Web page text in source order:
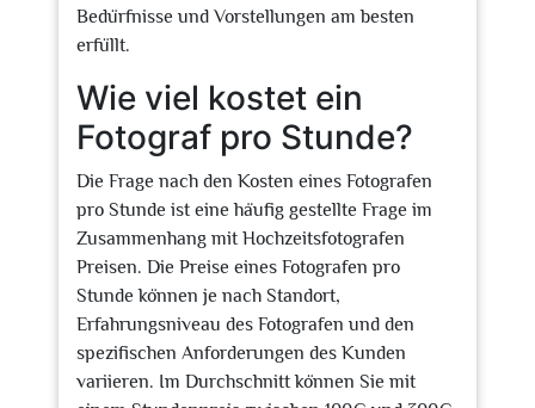
Bedürfnisse und Vorstellungen am besten
erfüllt.
Wie viel kostet ein
Fotograf pro Stunde?
Die Frage nach den Kosten eines Fotografen
pro Stunde ist eine häufig gestellte Frage im
Zusammenhang mit Hochzeitsfotografen
Preisen. Die Preise eines Fotografen pro
Stunde können je nach Standort,
Erfahrungsniveau des Fotografen und den
spezifischen Anforderungen des Kunden
variieren. Im Durchschnitt können Sie mit